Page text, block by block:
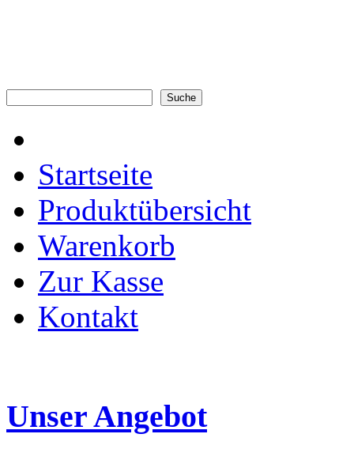
Startseite
Produktübersicht
Warenkorb
Zur Kasse
Kontakt
Unser Angebot